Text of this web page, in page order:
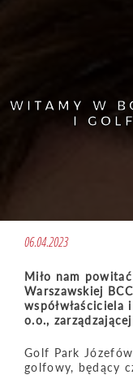
WITAMY W
I
06.04.2023
Miło nam
Warszawskiej
współwłaściciela
o.o.,
Golf Park
golfowy, będący